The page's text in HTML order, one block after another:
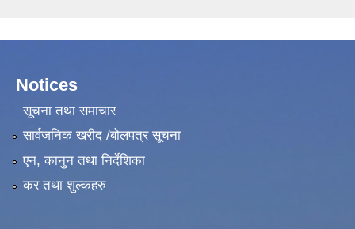
Notices
सूचना तथा समाचार
सार्वजनिक खरीद /बोलपत्र सूचना
एन, कानुन तथा निर्देशिका
कर तथा शुल्कहरु